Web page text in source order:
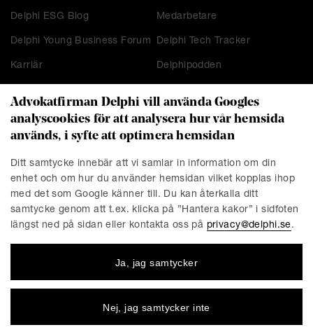
Delphi ESG Blog Medarbetare
Delphi Young Business Forum Delphi Tech Tracker
Karriär Delphipodden
KONTAKT
Stockholm Malmö
Presskontakt Göteborg
Linköping
Advokatfirman Delphi är en progressiv affärsjuridisk
advokatbyrå med erkända specialister inom de flesta av
varav ungefär 150 jurister. Våra kontor finns i Stockholm,
Göteborg, Malmö och Linköping.
Advokatfirman Delphi vill använda Googles
analyscookies för att analysera hur vår hemsida
används, i syfte att optimera hemsidan
Ditt samtycke innebär att vi samlar in information om din
enhet och om hur du använder hemsidan vilket kopplas ihop
med det som Google känner till. Du kan återkalla ditt
samtycke genom att t.ex. klicka på ”Hantera kakor” i sidfoten
längst ned på sidan eller kontakta oss på privacy@delphi.se.
Ja, jag samtycker
Nej, jag samtycker inte